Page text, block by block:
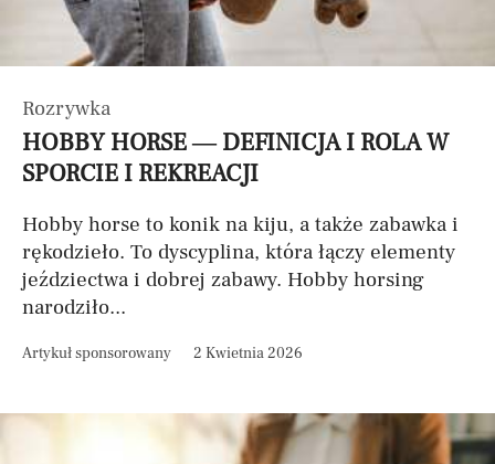
Rozrywka
HOBBY HORSE — DEFINICJA I ROLA W
SPORCIE I REKREACJI
Hobby horse to konik na kiju, a także zabawka i
rękodzieło. To dyscyplina, która łączy elementy
jeździectwa i dobrej zabawy. Hobby horsing
narodziło...
Artykuł sponsorowany 2 Kwietnia 2026